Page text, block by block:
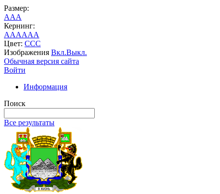
Размер:
AAA
Кернинг:
AAAAAA
Цвет: CCC
Изображения Вкл.Выкл.
Обычная версия сайта
Войти
Информация
Поиск
Все результаты